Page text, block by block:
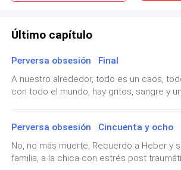
hizo realidad: Estudiar Arquitectura
Y la cereza del pastel es que yo
considero buena novia, leal, cariñosa
veo casada con Juan Pablo,
vez un loro y mientras él diseñaría
viviendas o parques, yo atendería
Último capítulo
Perversa obsesión Final
A nuestro alrededor, todo es un caos,
con todo el mundo, hay gritos, sangre y
matarte, le dije que yo lo haría y no lo
impaciente, esperaba que lo recordaras,
Nadie entendía por qué no nos
de Heber, pero no podías tenerla por si
Perversa obsesión Cincuenta y ocho
No, no más muerte. Recuerdo a Heber y
familia, a la chica con estrés post